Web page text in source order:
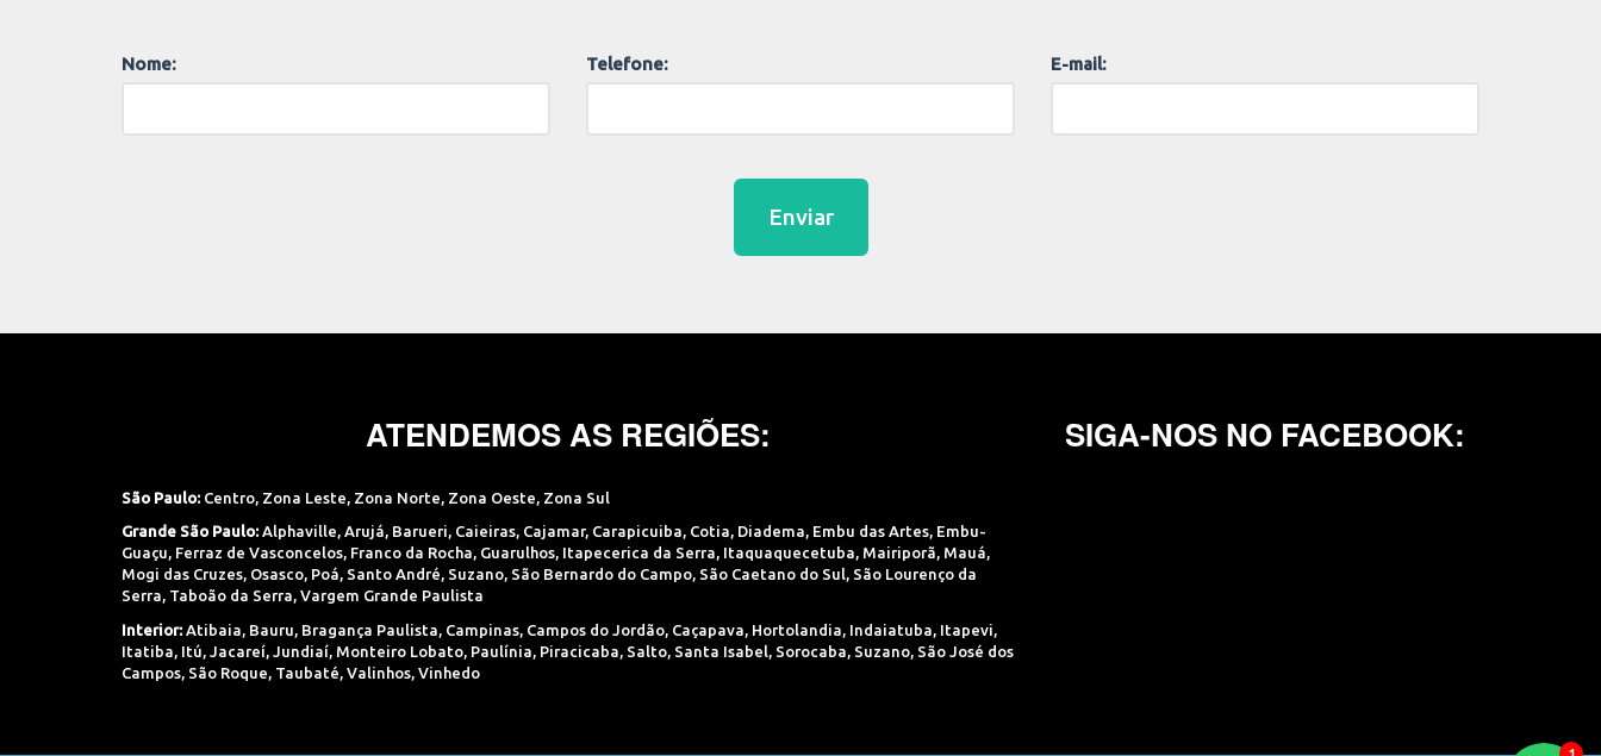
Nome: Telefone: E-mail:
Enviar
ATENDEMOS AS REGIÕES:
São Paulo: Centro Zona Leste Zona Norte Zona Oeste Zona Sul
Grande São Paulo: Alphaville, Arujá, Barueri, Caieiras, Cajamar, Carapicuiba, Cotia, Diadema, Embu das Artes, Embu-
Guaçu, Ferraz de Vasconcelos, Franco da Rocha, Guarulhos, Itapecerica da Serra, Itaquaquecetuba, Mairiporã, Mauá,
Mogi das Cruzes, Osasco, Poá, Santo André, Suzano, São Bernardo do Campo, São Caetano do Sul, São Lourenço da
Serra, Taboão da Serra, Vargem Grande Paulista
Interior: Atibaia Bauru Bragança Paulista Campinas Campos do Jordão Caçapava Hortolandia Indaiatuba Itapevi
Itatiba Itú Jacareí Jundiaí Monteiro Lobato Paulínia Piracicaba Salto Santa Isabel Sorocaba Suzano São José dos
Campos São Roque Taubaté Valinhos Vinhedo
SIGA-NOS NO FACEBOOK: